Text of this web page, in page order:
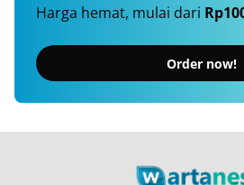
Harga hemat, mulai dari
Order now!